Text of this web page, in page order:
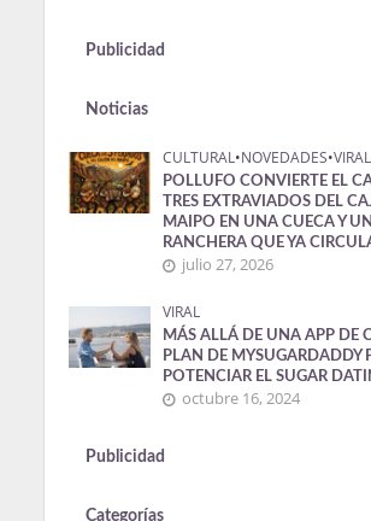
Publicidad
Noticias
CULTURAL •NOVEDADES•VIRAL
POLLUFO CONVIERTE EL
TRES EXTRAVIADOS DEL
MAIPO EN UNA CUECA Y
RANCHERA QUE YA
julio 27, 2026
VIRAL
MÁS ALLÁ DE UNA APP DE
PLAN DE MYSUGARDADDY
POTENCIAR EL SUGAR
octubre 16, 2024
Publicidad
Categorías